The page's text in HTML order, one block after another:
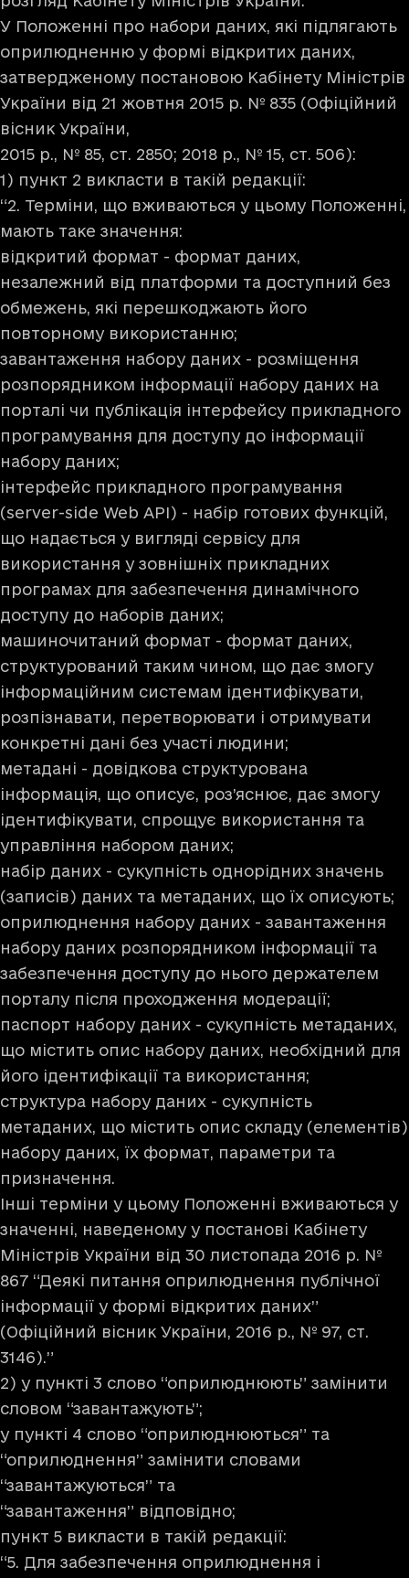
У Положенні про набори даних, які підлягають
оприлюдненню у формі відкритих даних,
затвердженому постановою Кабінету Міністрів
України від 21 жовтня 2015 р. № 835 (Офіційний
вісник України,
2015 р., № 85, ст. 2850; 2018 р., № 15, ст. 506):
1) пункт 2 викласти в такій редакції:
“2. Терміни, що вживаються у цьому Положенні,
мають таке значення:
відкритий формат - формат даних,
незалежний від платформи та доступний без
обмежень, які перешкоджають його
повторному використанню;
завантаження набору даних - розміщення
розпорядником інформації набору даних на
порталі чи публікація інтерфейсу прикладного
програмування для доступу до інформації
набору даних;
інтерфейс прикладного програмування
(server-side Web АРІ) - набір готових функцій,
що надається у вигляді сервісу для
використання у зовнішніх прикладних
програмах для забезпечення динамічного
доступу до наборів даних;
машиночитаний формат - формат даних,
структурований таким чином, що дає змогу
інформаційним системам ідентифікувати,
розпізнавати, перетворювати і отримувати
конкретні дані без участі людини;
метадані - довідкова структурована
інформація, що описує, роз’яснює, дає змогу
ідентифікувати, спрощує використання та
управління набором даних;
набір даних - сукупність однорідних значень
(записів) даних та метаданих, що їх описують;
оприлюднення набору даних - завантаження
набору даних розпорядником інформації та
забезпечення доступу до нього держателем
порталу після проходження модерації;
паспорт набору даних - сукупність метаданих,
що містить опис набору даних, необхідний для
його ідентифікації та використання;
структура набору даних - сукупність
метаданих, що містить опис складу (елементів)
набору даних, їх формат, параметри та
призначення.
Інші терміни у цьому Положенні вживаються у
значенні, наведеному у постанові Кабінету
Міністрів України від 30 листопада 2016 р. №
867 “Деякі питання оприлюднення публічної
інформації у формі відкритих даних”
(Офіційний вісник України, 2016 р., № 97, ст.
3146).”
2) у пункті 3 слово “оприлюднюють” замінити
словом “завантажують”;
у пункті 4 слово “оприлюднюються” та
“оприлюднення” замінити словами
“завантажуються” та
“завантаження” відповідно;
пункт 5 викласти в такій редакції:
“5. Для забезпечення оприлюднення і